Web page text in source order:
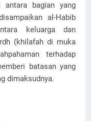
bagian yang
al-Habib
keluarga dan
(khilafah di muka
terhadap
batasan yang
dimaksudnya.